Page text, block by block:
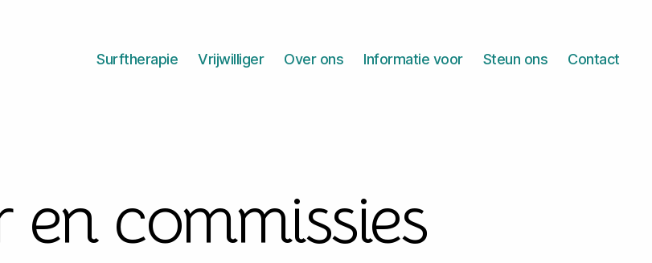
Surftherapie Vrijwilliger Over ons Informatie voor Steun ons Contact
en commissies